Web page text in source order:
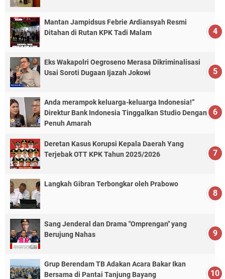
Mantan Jampidsus Febrie Ardiansyah Resmi
Ditahan di Rutan KPK Tadi Malam
Eks Wakapolri Oegroseno Merasa Dikriminalisasi
Usai Soroti Dugaan Ijazah Jokowi
Anda merampok keluarga-keluarga Indonesia!”
Direktur Bank Indonesia Tinggalkan Studio Dengan
Penuh Amarah
Deretan Kasus Korupsi Kepala Daerah Yang
Terjebak OTT KPK Tahun 2025/2026
Langkah Gibran Terbongkar oleh Prabowo
Sang Jenderal dan Drama "Omprengan" yang
Berujung Nahas
Grup Berendam TB Adakan Acara Bakar Ikan
Bersama di Pantai Tanjung Bayang